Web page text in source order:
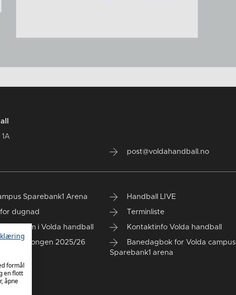
post@voldahandball.no
Sparebank1 Arena
dugnad
medlem i Volda handball
sesongen 2025/26
Handball LIVE
Terminliste
Kontaktinfo Volda handball
Banedagbok for Volda campus
Sparebank1 arena
formål
en flott
åpne